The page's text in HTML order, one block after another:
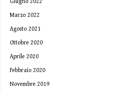
Giugno 2022
Marzo 2022
Agosto 2021
Ottobre 2020
Aprile 2020
Febbraio 2020
Novembre 2019